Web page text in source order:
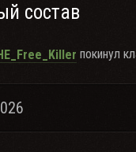
состав
покинул